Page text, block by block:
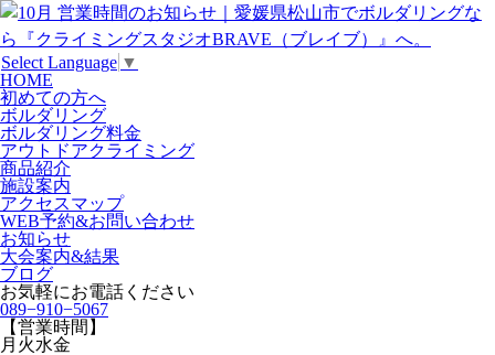
Select Language ▼
HOME
初めての方へ
ボルダリング
ボルダリング料金
アウトドアクライミング
商品紹介
施設案内
アクセスマップ
WEB予約&お問い合わせ
お知らせ
大会案内&結果
ブログ
お気軽にお電話ください
089−910−5067
【営業時間】
月火水金